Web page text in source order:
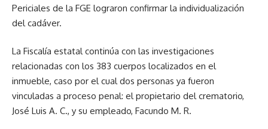
Periciales de la FGE lograron confirmar la individualización
del cadáver.
La Fiscalía estatal continúa con las investigaciones
relacionadas con los 383 cuerpos localizados en el
inmueble, caso por el cual dos personas ya fueron
vinculadas a proceso penal: el propietario del crematorio,
José Luis A. C., y su empleado, Facundo M. R.